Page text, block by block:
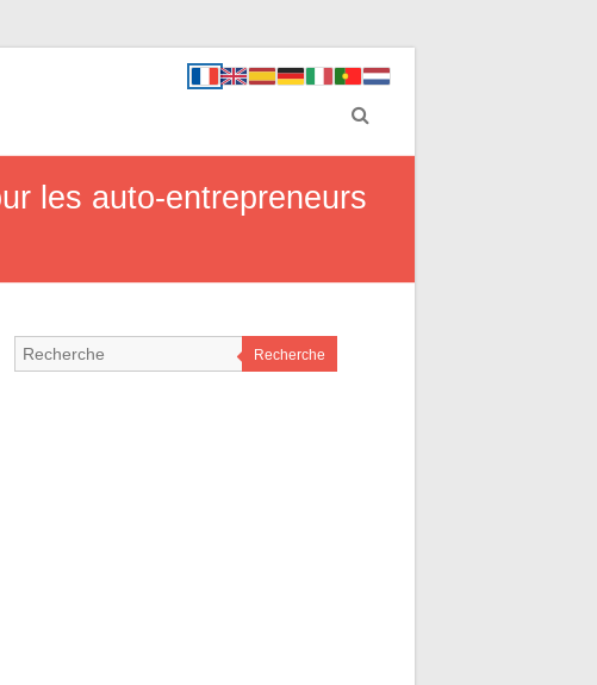
les auto-entrepreneurs
Recherche